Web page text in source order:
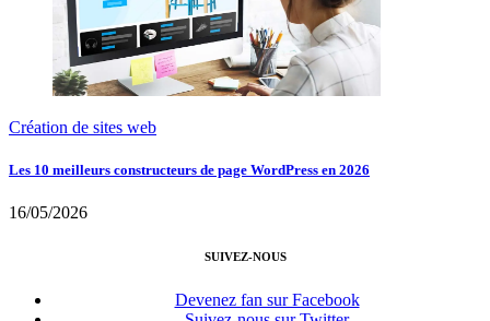
Création de sites web
Les 10 meilleurs constructeurs de page WordPress en 2026
16/05/2026
SUIVEZ-NOUS
Devenez fan sur Facebook